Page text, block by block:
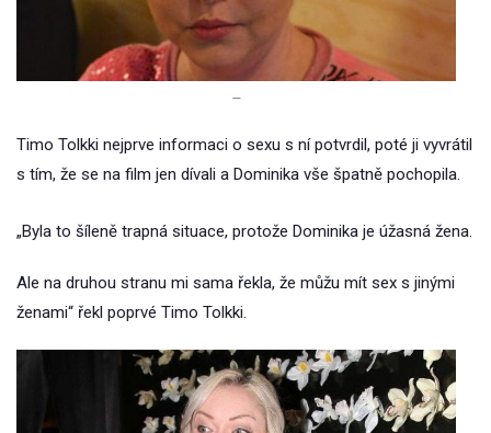
–
Timo Tolkki nejprve informaci o sexu s ní potvrdil, poté ji vyvrátil
s tím, že se na film jen dívali a Dominika vše špatně pochopila.
„Byla to šíleně trapná situace, protože Dominika je úžasná žena.
Ale na druhou stranu mi sama řekla, že můžu mít sex s jinými
ženami“ řekl poprvé Timo Tolkki.